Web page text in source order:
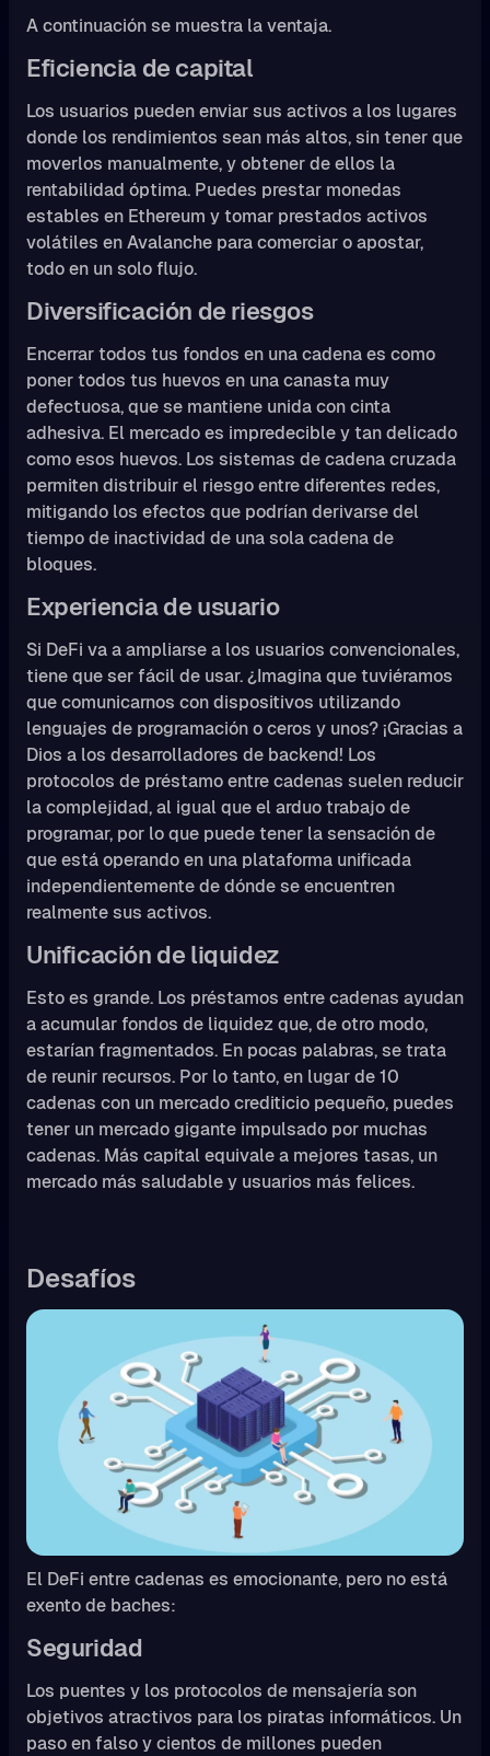
A continuación se muestra la ventaja.
Eficiencia de capital
Los usuarios pueden enviar sus activos a los lugares
donde los rendimientos sean más altos, sin tener que
moverlos manualmente, y obtener de ellos la
rentabilidad óptima. Puedes prestar monedas
estables en Ethereum y tomar prestados activos
volátiles en Avalanche para comerciar o apostar,
todo en un solo flujo.
Diversificación de riesgos
Encerrar todos tus fondos en una cadena es como
poner todos tus huevos en una canasta muy
defectuosa, que se mantiene unida con cinta
adhesiva. El mercado es impredecible y tan delicado
como esos huevos. Los sistemas de cadena cruzada
permiten distribuir el riesgo entre diferentes redes,
mitigando los efectos que podrían derivarse del
tiempo de inactividad de una sola cadena de
bloques.
Experiencia de usuario
Si DeFi va a ampliarse a los usuarios convencionales,
tiene que ser fácil de usar. ¿Imagina que tuviéramos
que comunicarnos con dispositivos utilizando
lenguajes de programación o ceros y unos? ¡Gracias a
Dios a los desarrolladores de backend! Los
protocolos de préstamo entre cadenas suelen reducir
la complejidad, al igual que el arduo trabajo de
programar, por lo que puede tener la sensación de
que está operando en una plataforma unificada
independientemente de dónde se encuentren
realmente sus activos.
Unificación de liquidez
Esto es grande. Los préstamos entre cadenas ayudan
a acumular fondos de liquidez que, de otro modo,
estarían fragmentados. En pocas palabras, se trata
de reunir recursos. Por lo tanto, en lugar de 10
cadenas con un mercado crediticio pequeño, puedes
tener un mercado gigante impulsado por muchas
cadenas. Más capital equivale a mejores tasas, un
mercado más saludable y usuarios más felices.
Desafíos
El DeFi entre cadenas es emocionante, pero no está
exento de baches:
Seguridad
Los puentes y los protocolos de mensajería son
objetivos atractivos para los piratas informáticos. Un
paso en falso y cientos de millones pueden